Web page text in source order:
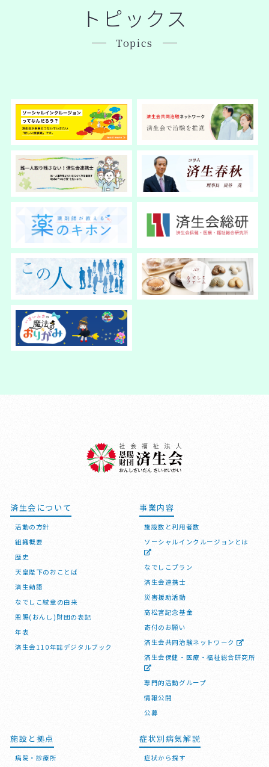
トピックス
Topics
済生会について
活動の方針
組織概要
歴史
天皇陛下のおことば
済生勅語
なでしこ紋章の由来
恩賜(おんし)財団の表記
年表
済生会110年誌デジタルブック
事業内容
施設数と利用者数
ソーシャルインクルージョンとは
なでしこプラン
済生会連携士
災害援助活動
高松宮記念基金
寄付のお願い
済生会共同治験ネットワーク
済生会保健・医療・福祉総合研究所
専門的活動グループ
情報公開
公募
施設と拠点
病院・診療所
症状別病気解説
症状から探す